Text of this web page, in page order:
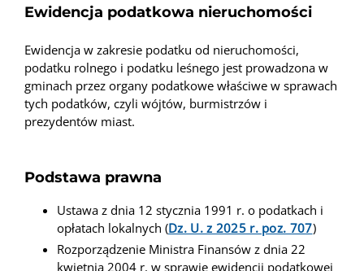
Ewidencja podatkowa nieruchomości
Ewidencja w zakresie podatku od nieruchomości,
podatku rolnego i podatku leśnego jest prowadzona w
gminach przez organy podatkowe właściwe w sprawach
tych podatków, czyli wójtów, burmistrzów i
prezydentów miast.
Podstawa prawna
Ustawa z dnia 12 stycznia 1991 r. o podatkach i
opłatach lokalnych (Dz. U. z 2025 r. poz. 707)
Rozporządzenie Ministra Finansów z dnia 22
kwietnia 2004 r. w sprawie ewidencji podatkowej